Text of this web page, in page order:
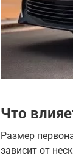
Что
Размер
зависит от